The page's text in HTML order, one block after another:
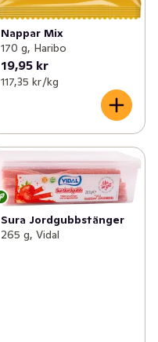
Nappar Mix
170 g, Haribo
19,95 kr
117,35 kr /kg
Sura Jordgubbstänger
265 g, Vidal